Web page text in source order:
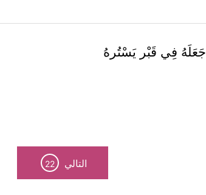
جَعَلَهُ فِي قَبْر يَسْتُرهُ
التالي 22